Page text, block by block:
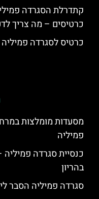
כרטיסים – מה צריך
כרטיס לסגרדה
מסעדות מומלצות
פמיליה
בהריון
סגרדה פמיליה הסבר